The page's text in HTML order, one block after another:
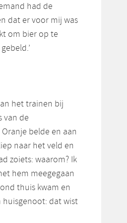
had de
dat er voor mij was
om bier op te
het trainen bij
van de
belde en aan
naar het veld en
zoiets: waarom? Ik
hem meegegaan
thuis kwam en
huisgenoot: dat wist